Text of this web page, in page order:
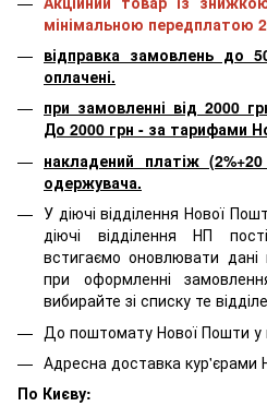
мінімальною передплатою
відправка замовлень до
оплачені.
при замовленні від 2000
До 2000 грн - за тарифами
накладений платіж
одержувача.
У діючі відділення Нової
діючі відділення НП
встигаємо оновлювати
при оформленні
вибирайте зі списку те
До поштомату Нової Пошти у
Адресна доставка кур'єрами
По Києву: